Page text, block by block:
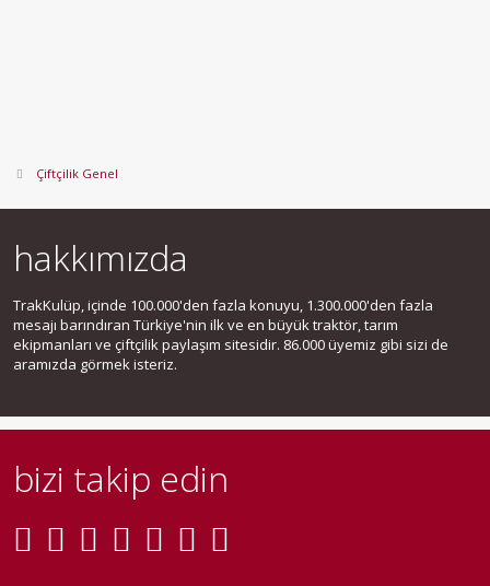
Çiftçilik Genel
hakkımızda
TrakKulüp, içinde 100.000'den fazla konuyu, 1.300.000'den fazla
mesajı barındıran Türkiye'nin ilk ve en büyük traktör, tarım
ekipmanları ve çiftçilik paylaşım sitesidir. 86.000 üyemiz gibi sizi de
aramızda görmek isteriz.
bizi takip edin